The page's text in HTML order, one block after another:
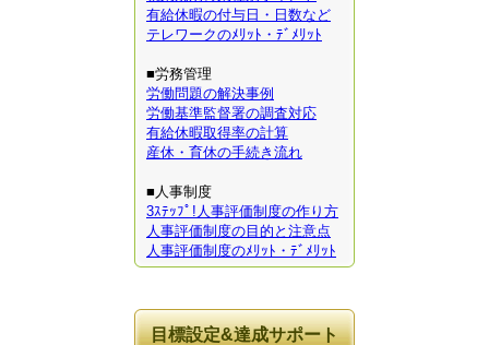
有給休暇の付与日・日数など
テレワークのﾒﾘｯﾄ・ﾃﾞﾒﾘｯﾄ
■労務管理
労働問題の解決事例
労働基準監督署の調査対応
有給休暇取得率の計算
産休・育休の手続き流れ
■人事制度
3ｽﾃｯﾌﾟ!人事評価制度の作り方
人事評価制度の目的と注意点
人事評価制度のﾒﾘｯﾄ・ﾃﾞﾒﾘｯﾄ
目標設定&達成サポート